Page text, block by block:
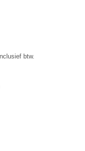
btw.